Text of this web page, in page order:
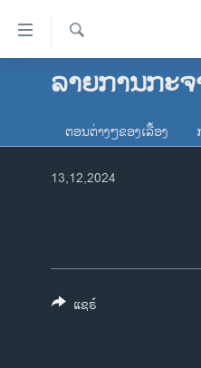
ລິ້ງ
ສຳຫລັບ
ຂ້າມ
ໂຮມເພຈ
ອາເມຣິກາ
ການເລືອກຕັ້ງ ປະທານາທີບໍດີ ສະຫ
ລາຍການກະ
ຕອນຕ່າງໆຂອງເລື້ອງ
13,12,2024
ແຊຣ໌